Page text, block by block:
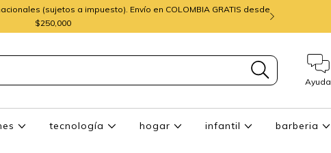
(sujetos a impuesto). Envío en COLOMBIA GRATIS desde
$250,000
Ayuda
tecnología hogar infantil barberia